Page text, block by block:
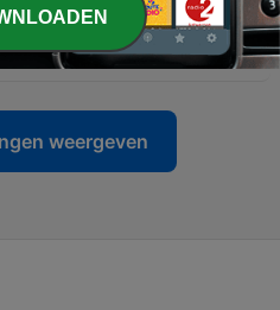
sur NRJ avec
weergeven